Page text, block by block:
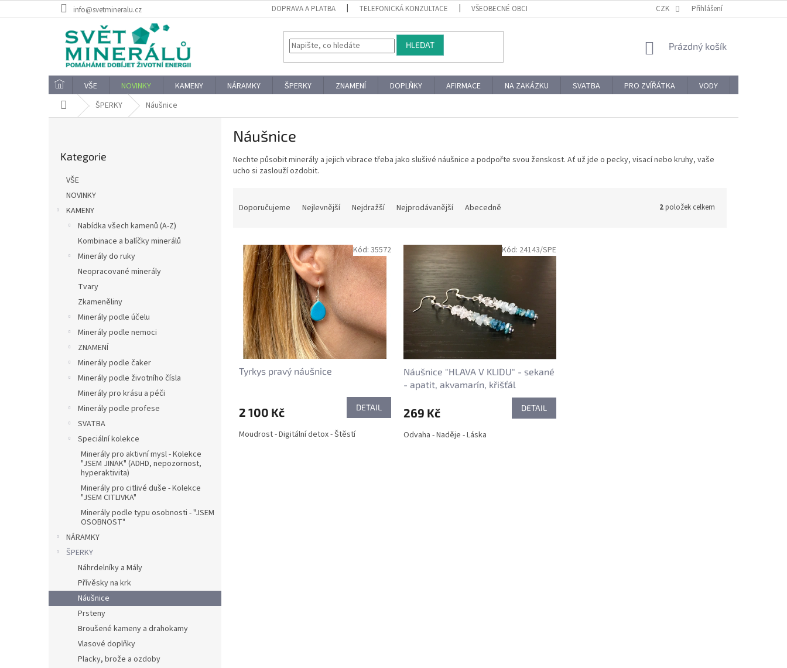
na
info@svetmineralu.cz DOPRAVA A PLATBA TELEFONICKÁ KONZULTACE VŠEOBECNÉ OBCHODNÍ PODMÍNKY REKLAMACE A VRÁCENÍ ZBOŽÍ
CZK Přihlášení
HLEDAT
NÁKUPNÍ
Prázdný košík
VŠE NOVINKY KAMENY NÁRAMKY ŠPERKY ZNAMENÍ DOPLŇKY AFIRMACE NA ZAKÁZKU SVATBA PRO ZVÍŘÁTKA VODY
Domů ŠPERKY Náušnice
kategorie
Kategorie
VŠE
NOVINKY
KAMENY
Nabídka všech kamenů (A-Z)
Kombinace a balíčky minerálů
Minerály do ruky
Neopracované minerály
Tvary
Zkameněliny
Minerály podle účelu
Minerály podle nemoci
ZNAMENÍ
Minerály podle čaker
Minerály podle životního čísla
Minerály pro krásu a péči
Minerály podle profese
SVATBA
Speciální kolekce
Minerály pro aktivní mysl - Kolekce
"JSEM JINAK" (ADHD, nepozornost,
hyperaktivita)
Minerály pro citlivé duše - Kolekce
"JSEM CITLIVKA"
Minerály podle typu osobnosti - "JSEM
OSOBNOST"
NÁRAMKY
ŠPERKY
Náhrdelníky a Mály
Přívěsky na krk
Náušnice
Prsteny
Broušené kameny a drahokamy
Vlasové doplňky
Placky, brože a ozdoby
Náušnice
Nechte působit minerály a jejich vibrace třeba jako slušivé náušnice a podpořte svou ženskost. Ať už jde o pecky, visací nebo kruhy, vaše
ucho si zaslouží ozdobit.
Doporučujeme Nejlevnější Nejdražší Nejprodávanější Abecedně 2položek celkem
Tyrkys pravý náušnice
2 100 Kč DETAIL
Moudrost - Digitální detox - Štěstí
Kód: 35572
Náušnice "HLAVA V KLIDU" - sekané
- apatit, akvamarín, křišťál
269 Kč DETAIL
Odvaha - Naděje - Láska
Kód: 24143/SPE